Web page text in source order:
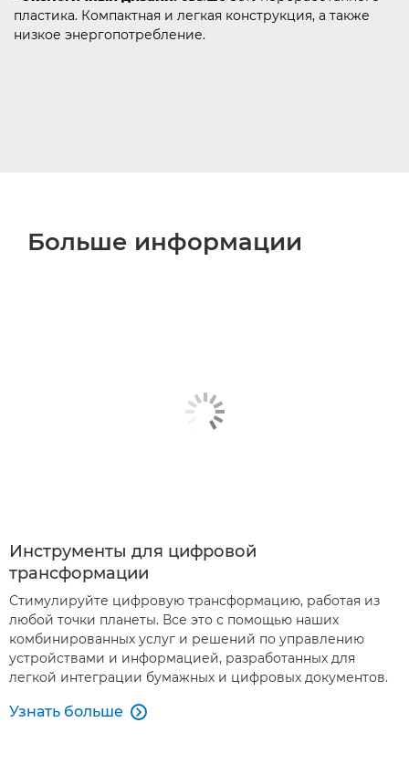
пластика. Компактная и легкая конструкция, а также
низкое энергопотребление.
Больше информации
Инструменты для цифровой
трансформации
Стимулируйте цифровую трансформацию, работая из
любой точки планеты. Все это с помощью наших
комбинированных услуг и решений по управлению
устройствами и информацией, разработанных для
легкой интеграции бумажных и цифровых документов.
Узнать больше 